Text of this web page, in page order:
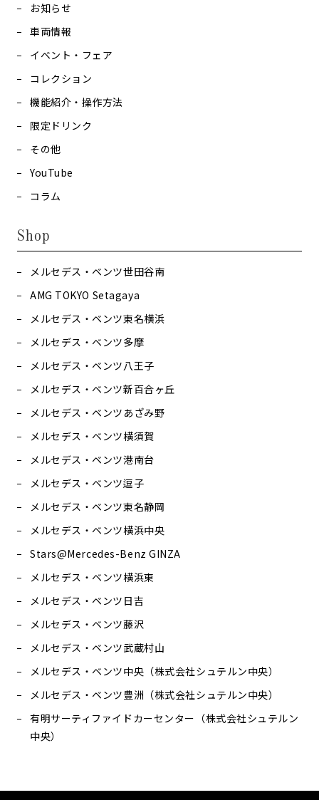
お知らせ
車両情報
イベント・フェア
コレクション
機能紹介・操作方法
限定ドリンク
その他
YouTube
コラム
Shop
メルセデス・ベンツ世田谷南
AMG TOKYO Setagaya
メルセデス・ベンツ東名横浜
メルセデス・ベンツ多摩
メルセデス・ベンツ八王子
メルセデス・ベンツ新百合ヶ丘
メルセデス・ベンツあざみ野
メルセデス・ベンツ横須賀
メルセデス・ベンツ港南台
メルセデス・ベンツ逗子
メルセデス・ベンツ東名静岡
メルセデス・ベンツ横浜中央
Stars@Mercedes-Benz GINZA
メルセデス・ベンツ横浜東
メルセデス・ベンツ日吉
メルセデス・ベンツ藤沢
メルセデス・ベンツ武蔵村山
メルセデス・ベンツ中央（株式会社シュテルン中央）
メルセデス・ベンツ豊洲（株式会社シュテルン中央）
有明サーティファイドカーセンター（株式会社シュテルン
中央）